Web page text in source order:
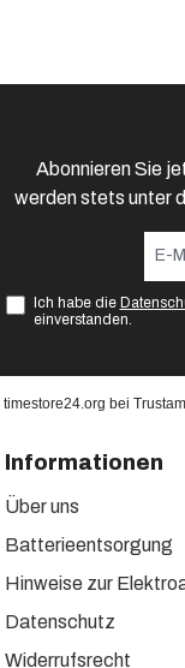
timestore24.org bei
Abonnieren Sie
werden stets unter
Ich habe die
einverstanden.
Informationen
Über uns
Batterieentsorgung
Hinweise zur
Datenschutz
Widerrufsrecht